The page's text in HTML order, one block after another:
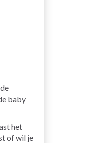
baby
het
of wil je